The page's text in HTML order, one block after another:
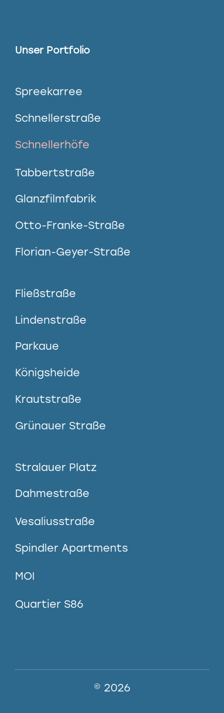
Unser Portfolio
Spreekarree
Schnellerstraße
Schnellerhöfe
Tabbertstraße
Glanzfilmfabrik
Otto-Franke-Straße
Florian-Geyer-Straße
Fließstraße
Lindenstraße
Parkaue
Königsheide
Krautstraße
Grünauer Straße
Stralauer Platz
Dahmestraße
Vesaliusstraße
Spindler Apartments
MOI
Quartier S86
© 2026